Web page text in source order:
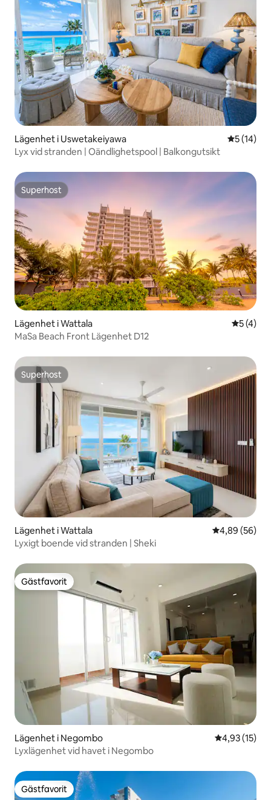
Lägenhet i Uswetakeiyawa 5 av 5 i
5 (14)
Lyx vid stranden | Oändlighetspool | Balkongutsikt
Superhost
Superhost
Lägenhet i Wattala 5 av 5 i
5 (4)
MaSa Beach Front Lägenhet D12
Superhost
Superhost
Lägenhet i Wattala 4,89 av 5 i
4,89 (56)
Lyxigt boende vid stranden | Sheki
Gästfavorit
Gästfavorit
Lägenhet i Negombo 4,93 av 5 i
4,93 (15)
Lyxlägenhet vid havet i Negombo
Gästfavorit
Gästfavorit